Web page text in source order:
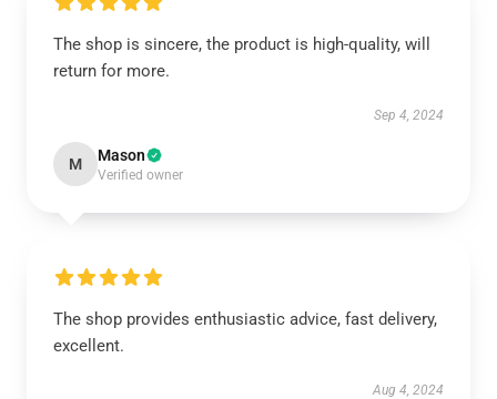
The shop is sincere, the product is high-quality, will
return for more.
Sep 4, 2024
M Mason
Verified owner
The shop provides enthusiastic advice, fast delivery,
excellent.
Aug 4, 2024